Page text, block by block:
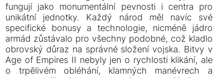
fungují jako monumentální pevnosti i centra pro
unikátní jednotky. Každý národ měl navíc své
specifické bonusy a technologie, nicméně jádro
armád zůstávalo pro všechny podobné, což kladlo
obrovský důraz na správné složení vojska. Bitvy v
Age of Empires II nebyly jen o rychlosti klikání, ale
o trpělivém obléhání, klamných manévrech a